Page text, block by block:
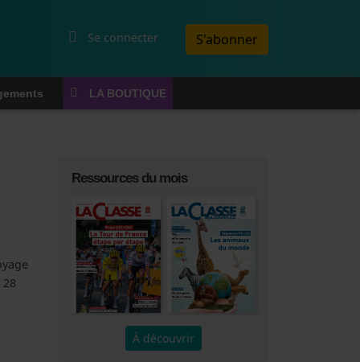
Menu du compte de l'utilisateur
Se connecter S'abonner
LA BOUTIQUE
Ressources du mois
À découvrir